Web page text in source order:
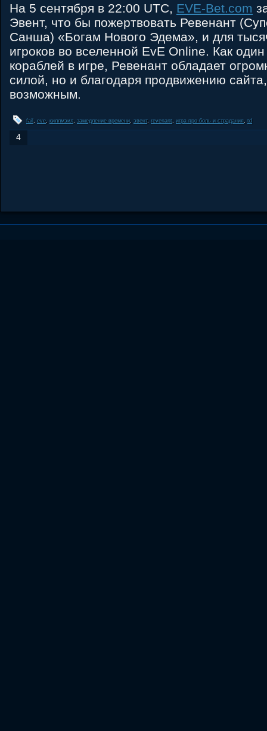
На 5 сентября в 22:00 UTC, EVE-Bet.com
Эвент, что бы пожертвовать Ревенант
Санша) «Богам Нового Эдема», и для
игроков во вселенной EvE Online. Как
кораблей в игре, Ревенант обладает
силой, но и благодаря продвижению
возможным.
fail , eve, киллмэил, замедление времени, эвент, revenant, игра про боль и страдания, td
4